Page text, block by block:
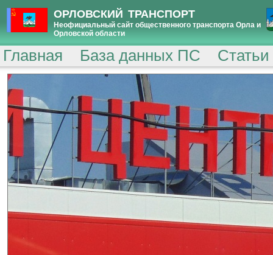
ОРЛОВСКИЙ ТРАНСПОРТ
Неофициальный сайт общественного транспорта Орла и
Орловской области
Главная База данных ПС